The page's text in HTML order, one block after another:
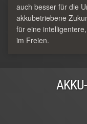
auch besser für die
akkubetriebene
für eine
im Freien.